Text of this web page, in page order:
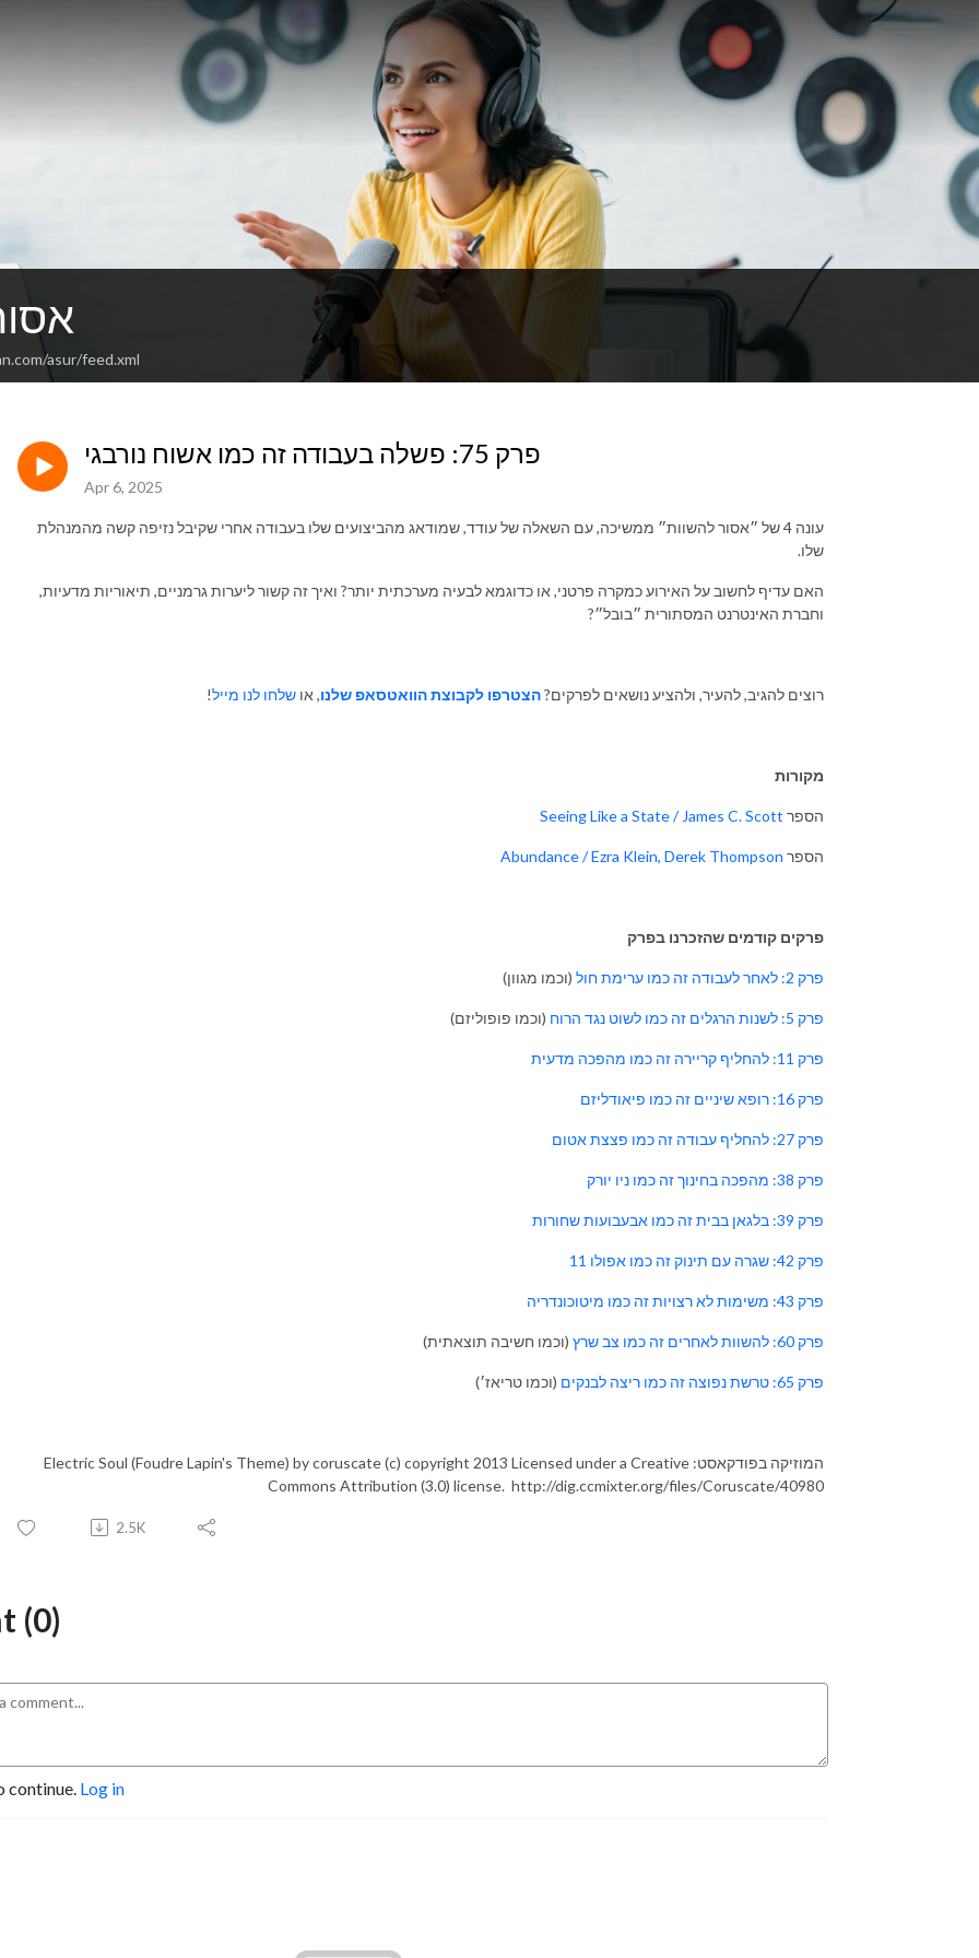
asur/feed.xml
פרק 75: פשלה בעבודה זה כמו אשוח נורבגי
Apr 6, 2025
עונה 4 של ״אסור להשוות״ ממשיכה, עם השאלה של עודד, שמודאג מהביצועים שלו בעבודה אחרי שקיבל נזיפה קשה מהמנהלת
שלו.
האם עדיף לחשוב על האירוע כמקרה פרטני, או כדוגמא לבעיה מערכתית יותר? ואיך זה קשור ליערות גרמניים, תיאוריות מדעיות,
וחברת האינטרנט המסתורית ״בובל״?
רוצים להגיב, להעיר, ולהציע נושאים לפרקים?הצטרפו לקבוצת הוואטסאפ שלנו, או שלחו לנו מייל!
מקורות
הספר Seeing Like a State / James C. Scott
הספר Abundance / Ezra Klein, Derek Thompson
פרקים קודמים שהזכרנו בפרק
פרק 2: לאחר לעבודה זה כמו ערימת חול (וכמו מגוון)
פרק 5: לשנות הרגלים זה כמו לשוט נגד הרוח (וכמו פופוליזם)
פרק 11: להחליף קריירה זה כמו מהפכה מדעית
פרק 16: רופא שיניים זה כמו פיאודליזם
פרק 27: להחליף עבודה זה כמו פצצת אטום
פרק 38: מהפכה בחינוך זה כמו ניו יורק
פרק 39: בלגאן בבית זה כמו אבעבועות שחורות
פרק 42: שגרה עם תינוק זה כמו אפולו 11
פרק 43: משימות לא רצויות זה כמו מיטוכונדריה
פרק 60: להשוות לאחרים זה כמו צב שרץ (וכמו חשיבה תוצאתית)
פרק 65: טרשת נפוצה זה כמו ריצה לבנקים (וכמו טריאז׳)
המוזיקה בפודקאסט: Electric Soul (Foudre Lapin's Theme) by coruscate (c) copyright 2013 Licensed under a Creative
Commons Attribution (3.0) license. http://dig.ccmixter.org/files/Coruscate/40980
2.5K
(0)
continue. Log in